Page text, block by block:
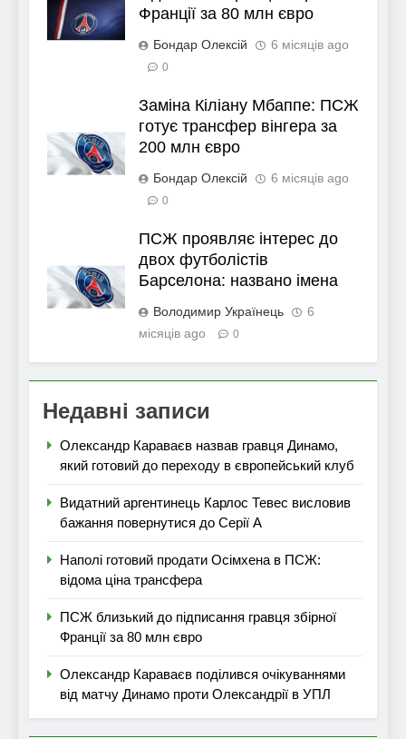
Франції за 80 млн євро
Бондар Олексій 6 місяців ago
0
Заміна Кіліану Мбаппе: ПСЖ
готує трансфер вінгера за
200 млн євро
Бондар Олексій 6 місяців ago
0
ПСЖ проявляє інтерес до
двох футболістів
Барселона: названо імена
Володимир Українець
6
місяців ago
0
Недавні записи
Олександр Караваєв назвав гравця Динамо,
який готовий до переходу в європейський клуб
Видатний аргентинець Карлос Тевес висловив
бажання повернутися до Серії А
Наполі готовий продати Осімхена в ПСЖ:
відома ціна трансфера
ПСЖ близький до підписання гравця збірної
Франції за 80 млн євро
Олександр Караваєв поділився очікуваннями
від матчу Динамо проти Олександрії в УПЛ